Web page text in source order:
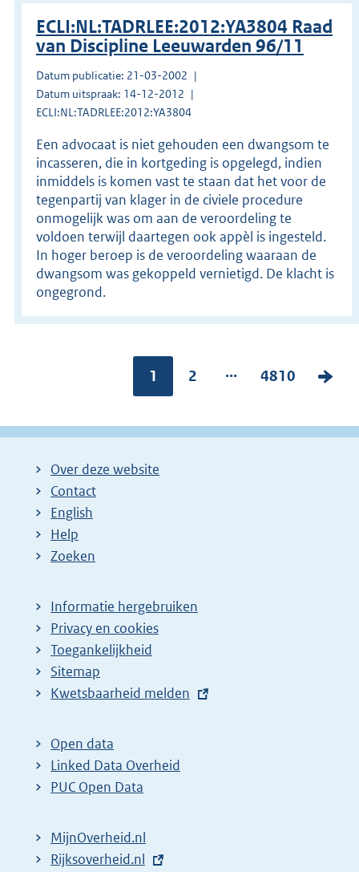
ECLI:NL:TADRLEE:2012:YA3804 Raad
van Discipline Leeuwarden 96/11
Datum publicatie: 21-03-2002
Datum uitspraak: 14-12-2012
ECLI:NL:TADRLEE:2012:YA3804
Een advocaat is niet gehouden een dwangsom te
incasseren, die in kortgeding is opgelegd, indien
inmiddels is komen vast te staan dat het voor de
tegenpartij van klager in de civiele procedure
onmogelijk was om aan de veroordeling te
voldoen terwijl daartegen ook appèl is ingesteld.
In hoger beroep is de veroordeling waaraan de
dwangsom was gekoppeld vernietigd. De klacht is
ongegrond.
Pagina:
1
P
g
2 ...
P
g
4810
V
l
Over deze website
Contact
English
Help
Zoeken
Informatie hergebruiken
Privacy en cookies
Toegankelijkheid
Sitemap
E
t
e
r
l
i
Kwetsbaarheid melden
Open data
Linked Data Overheid
PUC Open Data
MijnOverheid.nl
E
Rijksoverheid.nl